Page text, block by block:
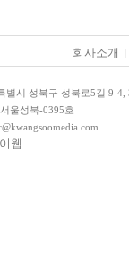
회사소개
별시 성북구 성북로5길 9-4,
울성북-0395호
웹